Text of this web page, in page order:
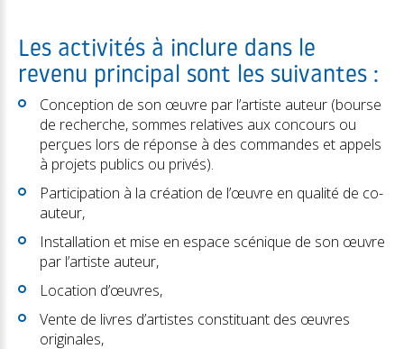
Les activités à inclure dans le
revenu principal sont les suivantes :
Conception de son œuvre par l’artiste auteur (bourse
de recherche, sommes relatives aux concours ou
perçues lors de réponse à des commandes et appels
à projets publics ou privés).
Participation à la création de l’œuvre en qualité de co-
auteur,
Installation et mise en espace scénique de son œuvre
par l’artiste auteur,
Location d’œuvres,
Vente de livres d’artistes constituant des œuvres
originales,